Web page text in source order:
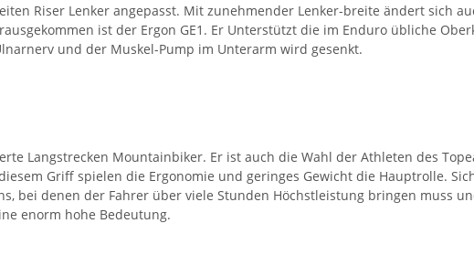
Riser Lenker angepasst. Mit zunehmender Lenker-breite ändert sich
ist der Ergon GE1. Er Unterstützt die im Enduro übliche
und der Muskel-Pump im Unterarm wird gesenkt.
Langstrecken Mountainbiker. Er ist auch die Wahl der Athleten des
Griff spielen die Ergonomie und geringes Gewicht die Hauptrolle.
bei denen der Fahrer über viele Stunden Höchstleistung bringen muss
enorm hohe Bedeutung.